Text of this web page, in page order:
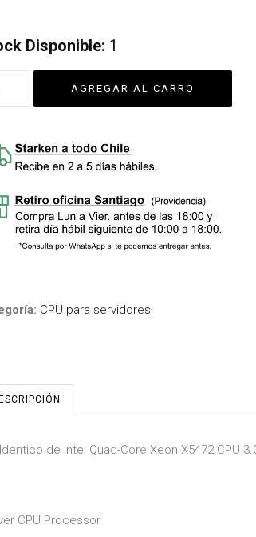
Disponible: 1
CPU para servidores
de Intel Quad-Core Xeon X5472 CPU
CPU Processor